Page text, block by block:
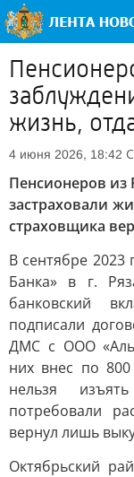
жизнь,
4 июня 2026, 18:42
Пенсионеров из
застраховали
страховщика
В сентябре 2023
Банка» в г.
банковский
подписали
ДМС с ООО
них внес по
нельзя
потребовали
вернул лишь
Октябрьский